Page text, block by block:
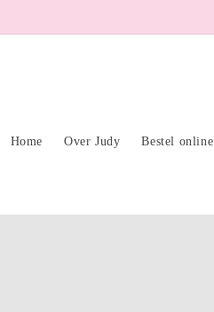
Home Over Judy Bestel online